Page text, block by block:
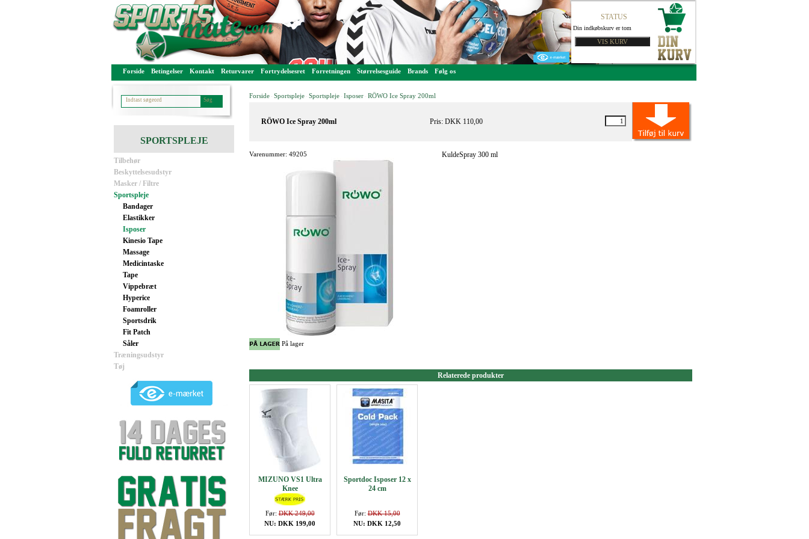
STATUS
Din indkøbskurv er tom
Forside Betingelser Kontakt Returvarer Fortrydelsesret Forretningen Størrelsesguide Brands Følg os
SPORTSPLEJE
Tilbehør
Beskyttelsesudstyr
Masker / Filtre
Sportspleje
Bandager
Elastikker
Isposer
Kinesio Tape
Massage
Medicintaske
Tape
Vippebræt
Hyperice
Foamroller
Sportsdrik
Fit Patch
Såler
Træningsudstyr
Tøj
Forside Sportspleje Sportspleje Isposer RÖWO Ice Spray 200ml
RÖWO Ice Spray 200ml Pris: DKK 110,00
Varenummer: 49205 KuldeSpray 300 ml
På lager
Relaterede produkter
MIZUNO VS1 Ultra
Knee
Før:DKK 249,00
NU: DKK 199,00
Sportdoc Isposer 12 x
24 cm
Før:DKK 15,00
NU: DKK 12,50